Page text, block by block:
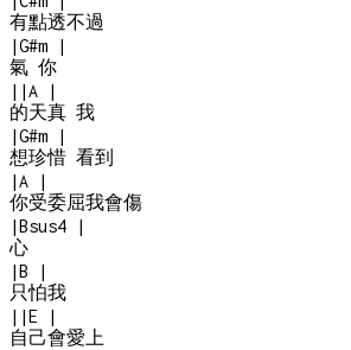
有點透不過
|G#m
|
氣 你
| |A
|
的天真 我
|G#m
|
想珍惜 看到
|A
|
你受委屈我會傷
|Bsus4
|
心
|B
|
只怕我
| |E
|
自己會愛上